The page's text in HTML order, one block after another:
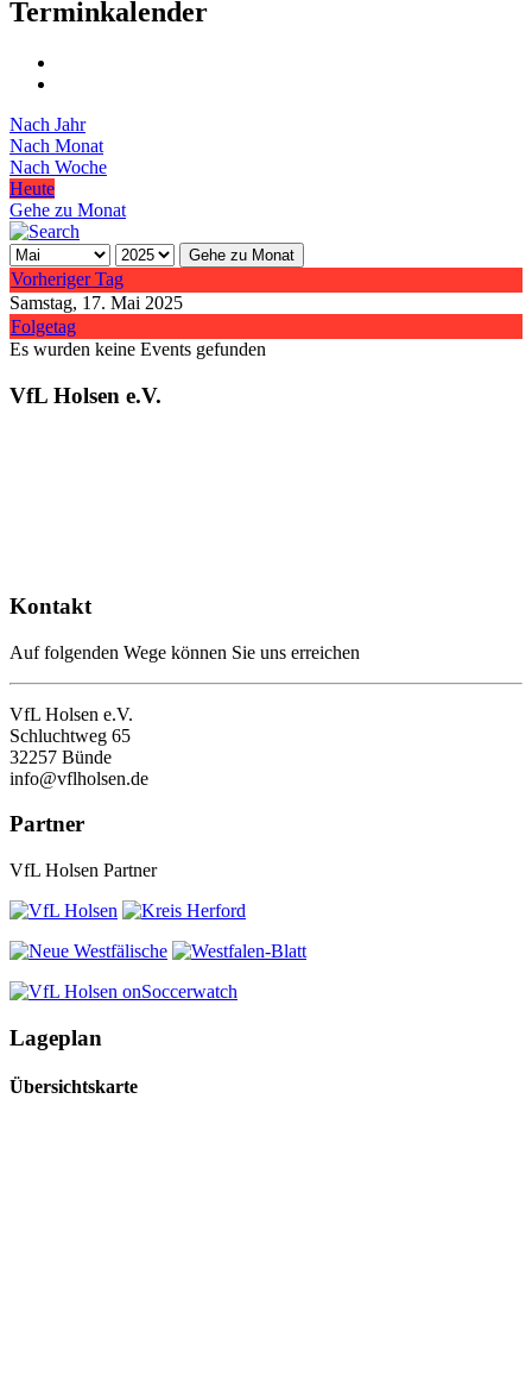
Terminkalender
Nach Jahr
Nach Monat
Nach Woche
Heute
Gehe zu Monat
Gehe zu Monat
Vorheriger Tag
Samstag, 17. Mai 2025
Folgetag
Es wurden keine Events gefunden
VfL Holsen e.V.
Kontakt
Auf folgenden Wege können Sie uns erreichen
VfL Holsen e.V.
Schluchtweg 65
32257 Bünde
info@vflholsen.de
Partner
VfL Holsen Partner
Lageplan
Übersichtskarte